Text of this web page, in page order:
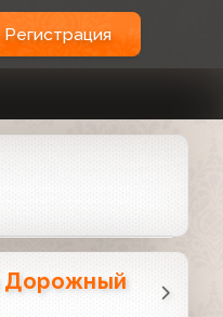
Регистрация
Дорожный